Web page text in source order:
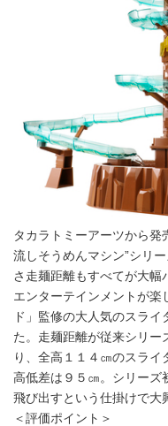
タカラトミーアーツから発
流しそうめんマシン”シリ
さ走麺距離もすべてが大幅
エンターテインメントが楽
ド」監修の大人気のスラ
た。走麺距離が従来シリー
り、全高１１４㎝のスライ
高低差は９５㎝。シリーズ
飛び出すという仕掛けで大
＜評価ポイント＞